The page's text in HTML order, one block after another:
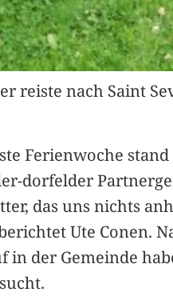
reiste nach Saint
Ferienwoche
dorfelder
das uns nichts
Ute Conen.
in der Gemeinde